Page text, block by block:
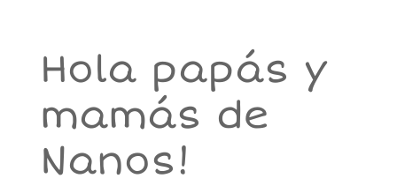
Hola papás y
mamás de
Nanos!